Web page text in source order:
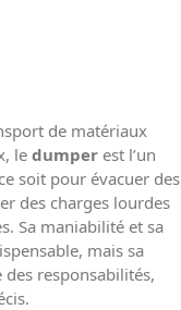
de matériaux
le dumper est l’un
soit pour évacuer des
des charges lourdes
Sa maniabilité et sa
mais sa
des responsabilités,